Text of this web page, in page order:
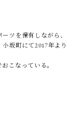
ツを保有しながら、
坂町にて2017年より
こなっている。